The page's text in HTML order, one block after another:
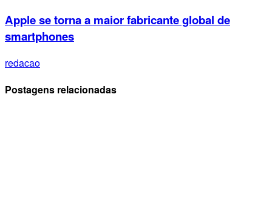
Apple se torna a maior fabricante global de
smartphones
redacao
Postagens relacionadas